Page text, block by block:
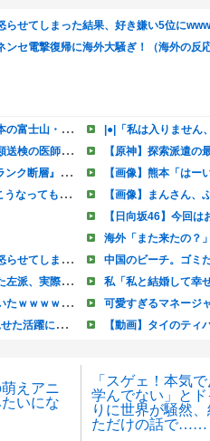
えアニ
いにな
「スゲェ！本気
学んでない」と
りに世界が騒然
ただけの話で……